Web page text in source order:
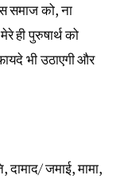
समाज को, ना
ही पुरुषार्थ को
भी उठाएगी और
दामाद/ जमाई, मामा,